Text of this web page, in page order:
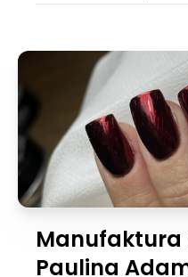
Manufaktura
Paulina